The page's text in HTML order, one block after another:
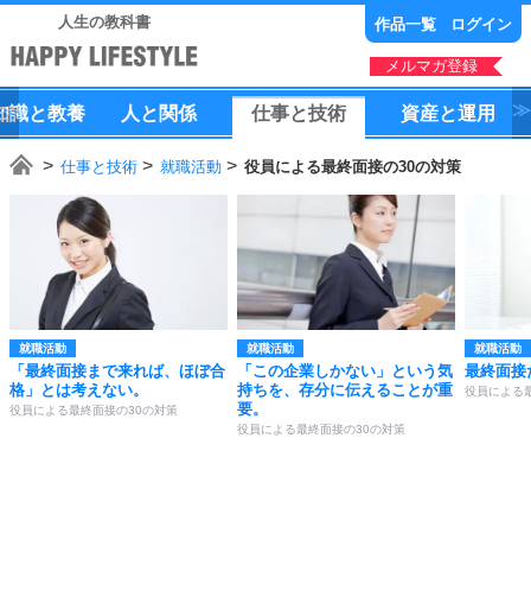
人生の教科書 作品一覧 ログイン
メルマガ登録
識と教養 人 と 関係 仕事と技術 資産と運用
仕事と技術 就職活動 役員による最終面接の30の対策
就職活動
「最終面接まで来れば、ほぼ合
格」とは考えない。
役員による最終面接の30の対策
就職活動
「この企業しかない」という気
持ちを、存分に伝えることが重
要。
役員による最終面接の30の対策
就職活動
最終面接
役員による